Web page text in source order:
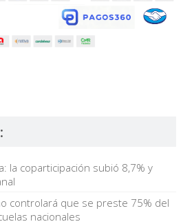
la coparticipación subió 8,7% y
controlará que se preste 75% del
nacionales